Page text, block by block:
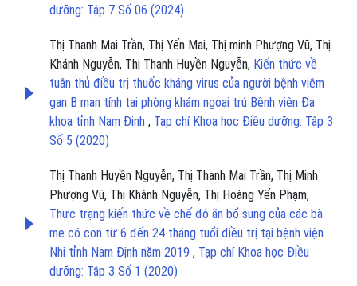
dưỡng: Tập 7 Số 06 (2024)
Thị Thanh Mai Trần, Thị Yến Mai, Thị minh Phượng Vũ, Thị
Khánh Nguyễn, Thị Thanh Huyền Nguyễn, Kiến thức về
tuân thủ điều trị thuốc kháng virus của người bệnh viêm
gan B mạn tính tại phòng khám ngoại trú Bệnh viện Đa
khoa tỉnh Nam Định , Tạp chí Khoa học Điều dưỡng: Tập 3
Số 5 (2020)
Thị Thanh Huyền Nguyễn, Thị Thanh Mai Trần, Thị Minh
Phượng Vũ, Thị Khánh Nguyễn, Thị Hoàng Yến Phạm,
Thực trạng kiến thức về chế độ ăn bổ sung của các bà
mẹ có con từ 6 đến 24 tháng tuổi điều trị tại bệnh viện
Nhi tỉnh Nam Định năm 2019 , Tạp chí Khoa học Điều
dưỡng: Tập 3 Số 1 (2020)